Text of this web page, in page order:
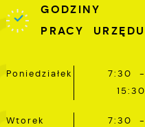
GODZINY
PRACY URZĘDU
Poniedziałek
7:30 -
15:30
Wtorek
7:30 -
Twoich upodobań oraz
witryny
będących naszymi
usług. Firmy te działają
nasze treści w
mediów